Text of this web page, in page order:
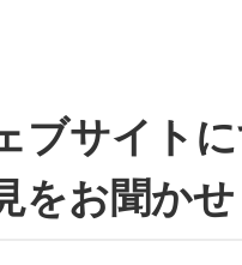
ブサイト
をお聞か